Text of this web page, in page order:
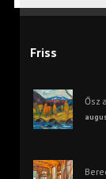
Friss
Ősz